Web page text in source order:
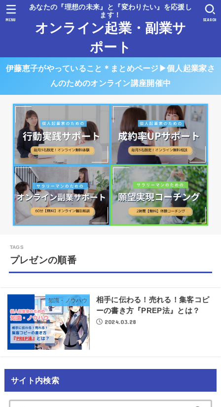
あなたの『理想の未来』と『変わりたい』を応援し
ます！
オンライン起業・副業サ
ポート
SEARCH
MENU
伊藤恵子がやっていること＊まとめページ▶︎個人起業家さ
んのためのオンライン講座開催中
プレゼンの順番
知識・ノウハウ
相手に伝わる！売れる！集客コピ
ーの書き方『PREP法』とは？
2024.03.28
サイト内検索